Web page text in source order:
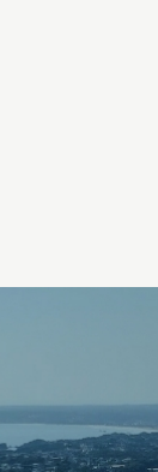
三重大学海女研究センター